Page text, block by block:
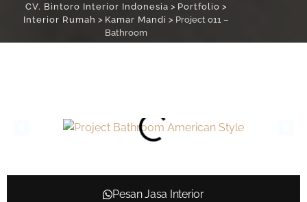
CV. Bintoro Interior Indonesia > Portfolio >
Interior Rumah > Kamar Mandi > Project 011 –
Bathroom
Pesan Jasa Interior